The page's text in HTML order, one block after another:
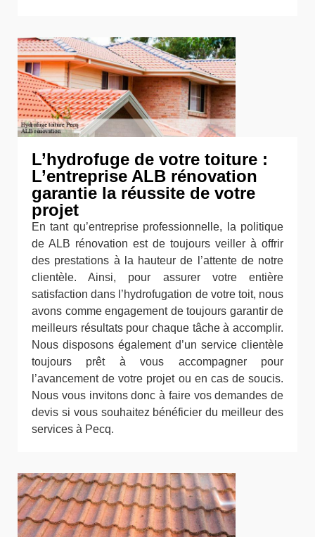
L’hydrofuge de votre toiture :
L’entreprise ALB rénovation
garantie la réussite de votre
projet
En tant qu’entreprise professionnelle, la politique
de ALB rénovation est de toujours veiller à offrir
des prestations à la hauteur de l’attente de notre
clientèle. Ainsi, pour assurer votre entière
satisfaction dans l’hydrofugation de votre toit, nous
avons comme engagement de toujours garantir de
meilleurs résultats pour chaque tâche à accomplir.
Nous disposons également d’un service clientèle
toujours prêt à vous accompagner pour
l’avancement de votre projet ou en cas de soucis.
Nous vous invitons donc à faire vos demandes de
devis si vous souhaitez bénéficier du meilleur des
services à Pecq.